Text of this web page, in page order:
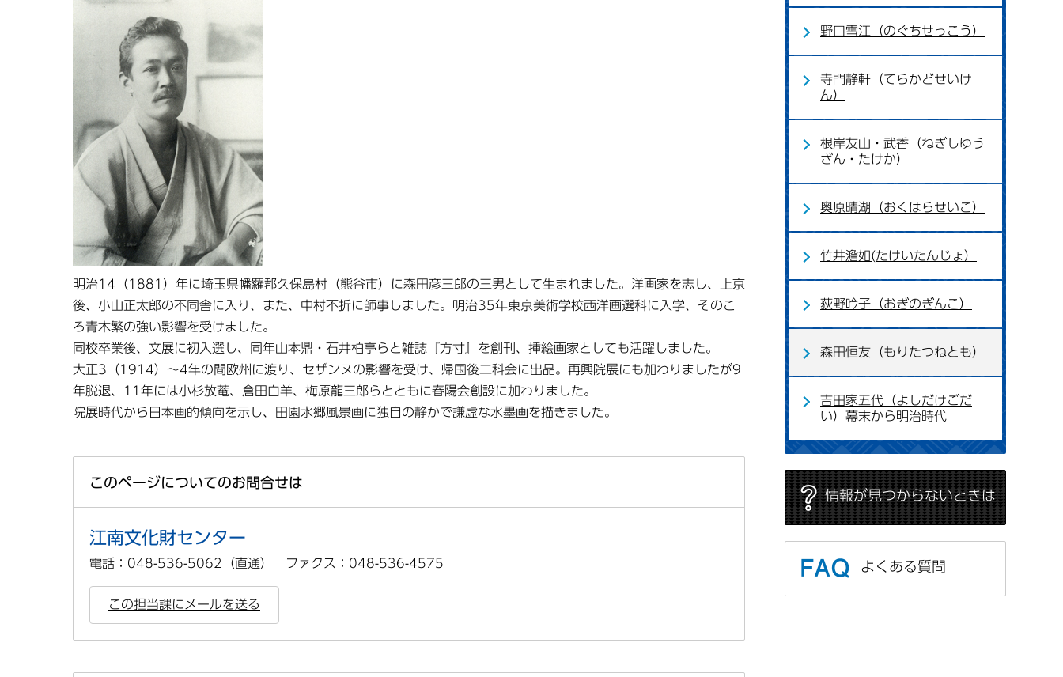
明治14（1881）年に埼玉県幡羅郡久保島村（熊谷市）に森田彦三郎の三男として生まれました。洋画家を志し、上京
後、小山正太郎の不同舎に入り、また、中村不折に師事しました。明治35年東京美術学校西洋画選科に入学、そのこ
ろ青木繁の強い影響を受けました。
同校卒業後、文展に初入選し、同年山本鼎・石井柏亭らと雑誌『方寸』を創刊、挿絵画家としても活躍しました。
大正3（1914）～4年の間欧州に渡り、セザンヌの影響を受け、帰国後二科会に出品。再興院展にも加わりましたが9
年脱退、11年には小杉放菴、倉田白羊、梅原龍三郎らとともに春陽会創設に加わりました。
院展時代から日本画的傾向を示し、田園水郷風景画に独自の静かで謙虚な水墨画を描きました。
このページについてのお問合せは
江南文化財センター
電話：048-536-5062（直通） ファクス：048-536-4575
この担当課にメールを送る
野口雪江（のぐちせっこう）
寺門静軒（てらかどせいけ
ん）
根岸友山・武香（ねぎしゆう
ざん・たけか）
奥原晴湖（おくはらせいこ）
竹井澹如(たけいたんじょ）
荻野吟子（おぎのぎんこ）
森田恒友（もりたつねとも）
吉田家五代（よしだけごだ
い）幕末から明治時代
情報が見つからないときは
よくある質問